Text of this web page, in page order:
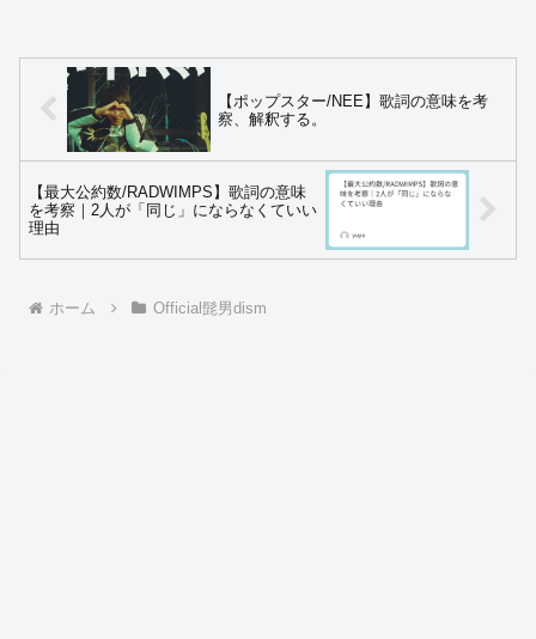
【ポップスター/NEE】歌詞の意味を考
察、解釈する。
【最大公約数/RADWIMPS】歌詞の意味
を考察｜2人が「同じ」にならなくていい
理由
ホーム Official髭男dism